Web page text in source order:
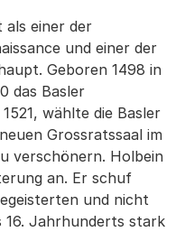
als einer der
und einer der
Geboren 1498 in
das Basler
wählte die Basler
Grossratssaal im
verschönern. Holbein
an. Er schuf
und nicht
16. Jahrhunderts stark